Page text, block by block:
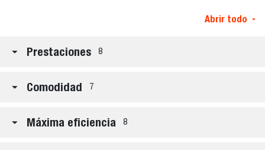
Abrir todo
Prestaciones 8
Comodidad 7
Máxima eficiencia 8